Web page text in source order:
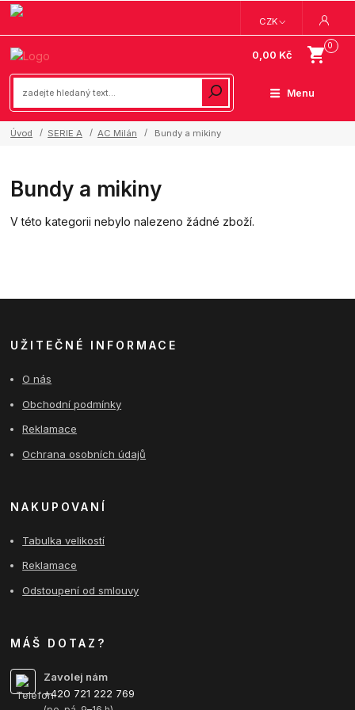
Menu
CZK
0
0,00 Kč
Úvod SERIE A AC Milán Bundy a mikiny
Bundy a mikiny
V této kategorii nebylo nalezeno žádné zboží.
UŽITEČNÉ INFORMACE
O nás
Obchodní podmínky
Reklamace
Ochrana osobních údajů
NAKUPOVANÍ
Tabulka velikostí
Reklamace
Odstoupení od smlouvy
MÁŠ DOTAZ?
Zavolej nám
+420 721 222 769